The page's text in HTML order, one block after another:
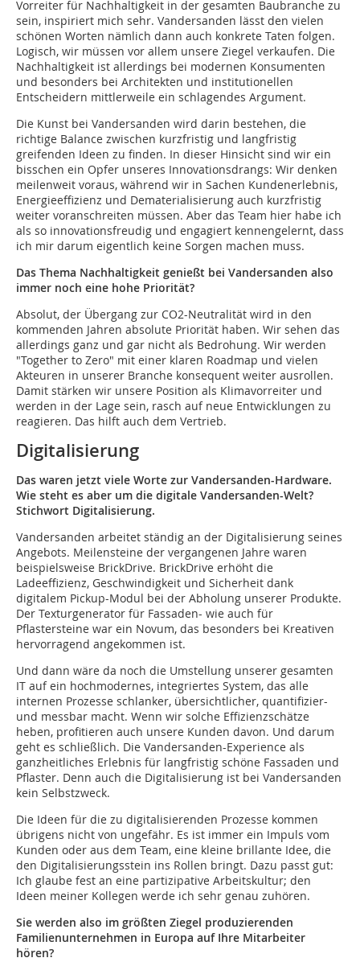
Vorreiter für Nachhaltigkeit in der gesamten Baubranche zu
sein, inspiriert mich sehr. Vandersanden lässt den vielen
schönen Worten nämlich dann auch konkrete Taten folgen.
Logisch, wir müssen vor allem unsere Ziegel verkaufen. Die
Nachhaltigkeit ist allerdings bei modernen Konsumenten
und besonders bei Architekten und institutionellen
Entscheidern mittlerweile ein schlagendes Argument.
Die Kunst bei Vandersanden wird darin bestehen, die
richtige Balance zwischen kurzfristig und langfristig
greifenden Ideen zu finden. In dieser Hinsicht sind wir ein
bisschen ein Opfer unseres Innovationsdrangs: Wir denken
meilenweit voraus, während wir in Sachen Kundenerlebnis,
Energieeffizienz und Dematerialisierung auch kurzfristig
weiter voranschreiten müssen. Aber das Team hier habe ich
als so innovationsfreudig und engagiert kennengelernt, dass
ich mir darum eigentlich keine Sorgen machen muss.
Das Thema Nachhaltigkeit genießt bei Vandersanden also
immer noch eine hohe Priorität?
Absolut, der Übergang zur CO2-Neutralität wird in den
kommenden Jahren absolute Priorität haben. Wir sehen das
allerdings ganz und gar nicht als Bedrohung. Wir werden
"Together to Zero" mit einer klaren Roadmap und vielen
Akteuren in unserer Branche konsequent weiter ausrollen.
Damit stärken wir unsere Position als Klimavorreiter und
werden in der Lage sein, rasch auf neue Entwicklungen zu
reagieren. Das hilft auch dem Vertrieb.
Digitalisierung
Das waren jetzt viele Worte zur Vandersanden-Hardware.
Wie steht es aber um die digitale Vandersanden-Welt?
Stichwort Digitalisierung.
Vandersanden arbeitet ständig an der Digitalisierung seines
Angebots. Meilensteine der vergangenen Jahre waren
beispielsweise BrickDrive. BrickDrive erhöht die
Ladeeffizienz, Geschwindigkeit und Sicherheit dank
digitalem Pickup-Modul bei der Abholung unserer Produkte.
Der Texturgenerator für Fassaden- wie auch für
Pflastersteine war ein Novum, das besonders bei Kreativen
hervorragend angekommen ist.
Und dann wäre da noch die Umstellung unserer gesamten
IT auf ein hochmodernes, integriertes System, das alle
internen Prozesse schlanker, übersichtlicher, quantifizier-
und messbar macht. Wenn wir solche Effizienzschätze
heben, profitieren auch unsere Kunden davon. Und darum
geht es schließlich. Die Vandersanden-Experience als
ganzheitliches Erlebnis für langfristig schöne Fassaden und
Pflaster. Denn auch die Digitalisierung ist bei Vandersanden
kein Selbstzweck.
Die Ideen für die zu digitalisierenden Prozesse kommen
übrigens nicht von ungefähr. Es ist immer ein Impuls vom
Kunden oder aus dem Team, eine kleine brillante Idee, die
den Digitalisierungsstein ins Rollen bringt. Dazu passt gut:
Ich glaube fest an eine partizipative Arbeitskultur; den
Ideen meiner Kollegen werde ich sehr genau zuhören.
Sie werden also im größten Ziegel produzierenden
Familienunternehmen in Europa auf Ihre Mitarbeiter
hören?